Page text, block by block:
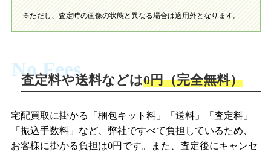
※ただし、査定時の画像の状態と異なる場合は適用外となります。
No Fees
査定料や送料などは0円（完全無料）
宅配買取に掛かる「梱包キット料」「送料」「査定料」
「振込手数料」など、弊社ですべて負担しているため、
お客様に掛かる負担は0円です。また、査定後にキャンセ